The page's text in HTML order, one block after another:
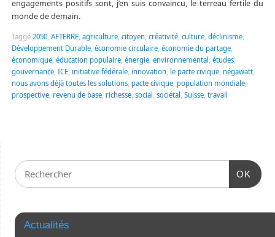
engagements positifs sont, j’en suis convaincu, le terreau fertile du
monde de demain.
Taggé 2050, AFTERRE, agriculture, citoyen créativité, culture, déclinisme,
Développement Durable, économie circulaire, économie du partage,
économique, éducation populaire, énergie, environnemental études,
gouvernance, ICE, initiative fédérale, innovation le pacte civique, négawatt,
nous avons déjà toutes les solutions, pacte civique, population mondiale,
prospective, revenu de base, richesse, social sociétal Suisse, travail
OK
Actualités